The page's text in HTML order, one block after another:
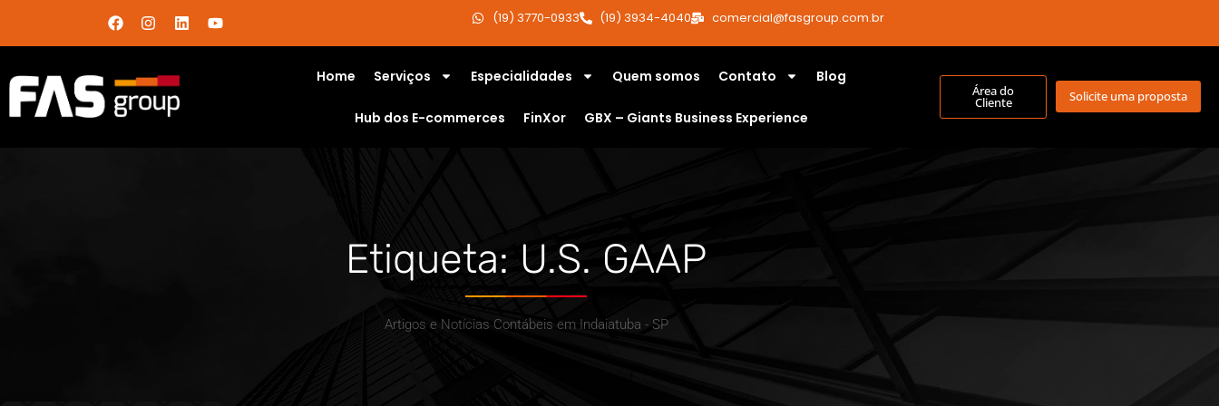
(19) 3770-0933 (19) 3934-4040 comercial@fasgroup.com.br
Home Serviços Especialidades Quem somos Contato Blog
Hub dos E-commerces FinXor GBX – Giants Business Experience
Área do
Cliente Solicite uma proposta
Etiqueta: U.S. GAAP
Artigos e Notícias Contábeis em Indaiatuba - SP